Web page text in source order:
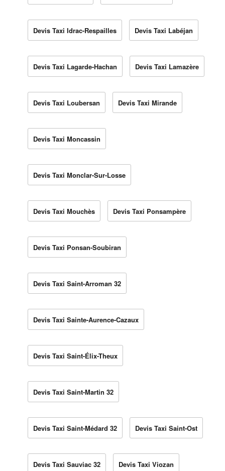
Devis Taxi Idrac-Respailles Devis Taxi Labéjan
Devis Taxi Lagarde-Hachan Devis Taxi Lamazère
Devis Taxi Loubersan Devis Taxi Mirande
Devis Taxi Moncassin
Devis Taxi Monclar-Sur-Losse
Devis Taxi Mouchès Devis Taxi Ponsampère
Devis Taxi Ponsan-Soubiran
Devis Taxi Saint-Arroman 32
Devis Taxi Sainte-Aurence-Cazaux
Devis Taxi Saint-Élix-Theux
Devis Taxi Saint-Martin 32
Devis Taxi Saint-Médard 32 Devis Taxi Saint-Ost
Devis Taxi Sauviac 32 Devis Taxi Viozan